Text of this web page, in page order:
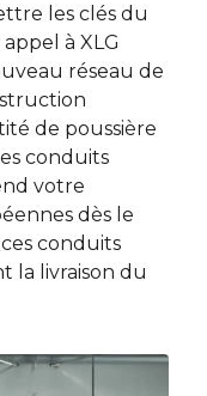
les clés du
à XLG
réseau de
de poussière
conduits
votre
dès le
conduits
la livraison du